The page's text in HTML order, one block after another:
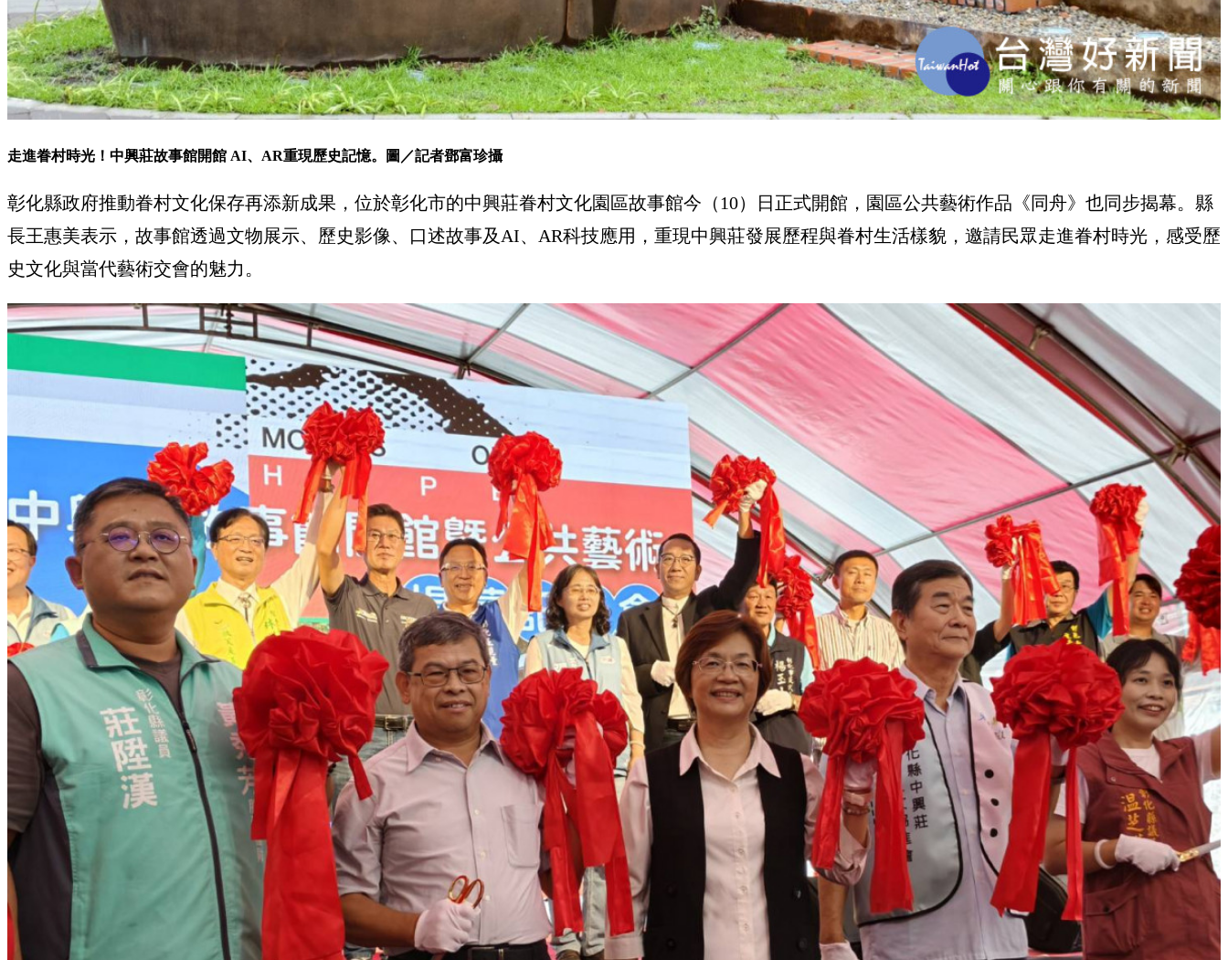
走進眷村時光！中興莊故事館開館 AI、AR重現歷史記憶。圖／記者鄧富珍攝
彰化縣政府推動眷村文化保存再添新成果，位於彰化市的中興莊眷村文化園區故事館今（10）日正式開館，園區公共藝術作品《同舟》也同步揭幕。縣
長王惠美表示，故事館透過文物展示、歷史影像、口述故事及AI、AR科技應用，重現中興莊發展歷程與眷村生活樣貌，邀請民眾走進眷村時光，感受歷
史文化與當代藝術交會的魅力。